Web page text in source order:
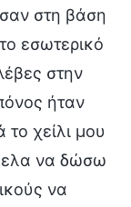
στη βάση
εσωτερικό
στην
ήταν
χείλι μου
να δώσω
να